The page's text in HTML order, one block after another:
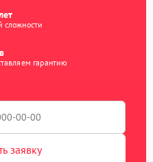
сложности
гарантию
заявку